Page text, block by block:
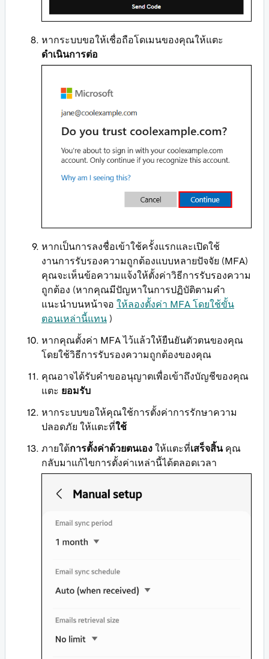
หากระบบขอให้เชื่อถือโดเมนของคุณให้แตะ
ดำเนินการต่อ
หากเป็นการลงชื่อเข้าใช้ครั้งแรกและเปิดใช้
งานการรับรองความถูกต้องแบบหลายปัจจัย (MFA)
คุณจะเห็นข้อความแจ้งให้ตั้งค่าวิธีการรับรองความ
ถูกต้อง (หากคุณมีปัญหาในการปฏิบัติตามคำ
แนะนำบนหน้าจอ ให้ลองตั้งค่า MFA โดยใช้ขั้น
ตอนเหล่านี้แทน )
หากคุณตั้งค่า MFA ไว้แล้วให้ยืนยันตัวตนของคุณ
โดยใช้วิธีการรับรองความถูกต้องของคุณ
คุณอาจได้รับคำขออนุญาตเพื่อเข้าถึงบัญชีของคุณ
แตะ ยอมรับ
หากระบบขอให้คุณใช้การตั้งค่าการรักษาความ
ปลอดภัย ให้แตะที่ใช้
ภายใต้การตั้งค่าด้วยตนเอง ให้แตะที่เสร็จสิ้นคุณ
กลับมาแก้ไขการตั้งค่าเหล่านี้ได้ตลอดเวลา